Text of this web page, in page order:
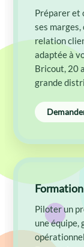
Préparer et
ses marges,
relation
adaptée à
Bricout, 20
grande
Piloter un
une équipe,